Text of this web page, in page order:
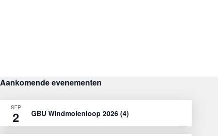
Aankomende evenementen
SEP
2 GBU Windmolenloop 2026 (4)